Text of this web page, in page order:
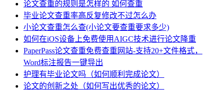
论文查重的规则是怎样的 如何查重
毕业论文查重率高反复修改不过怎么办
小论文查重怎么查(小论文要查重要求多少)
如何在iOS设备上免费使用AIGC技术进行论文降重
PaperPass论文查重免费查重网站-支持20+文件格式，
Word标注报告一键导出
护理有毕业论文吗（如何顺利完成论文）
论文的创新之处（如何写出优秀的论文）